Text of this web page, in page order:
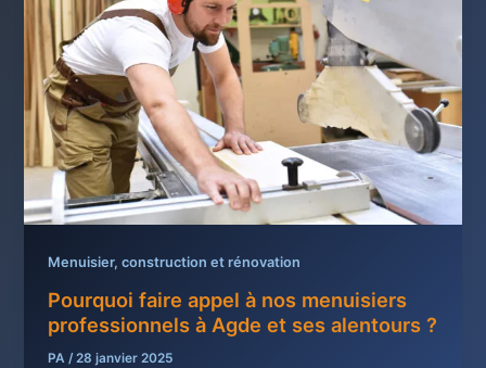
Menuisier, construction et rénovation
Pourquoi faire appel à nos menuisiers
professionnels à Agde et ses alentours ?
PA /28 janvier 2025